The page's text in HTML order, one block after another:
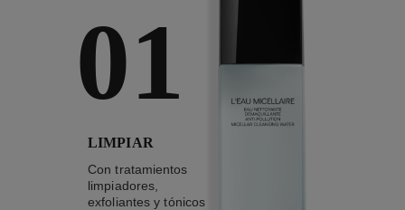
01
LIMPIAR
Con tratamientos
limpiadores,
exfoliantes y tónicos